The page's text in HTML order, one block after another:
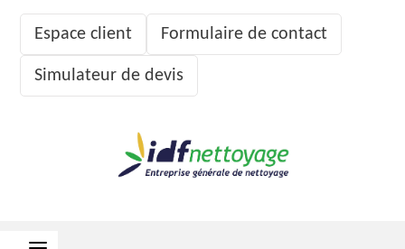
Espace client Formulaire de contact
Simulateur de devis